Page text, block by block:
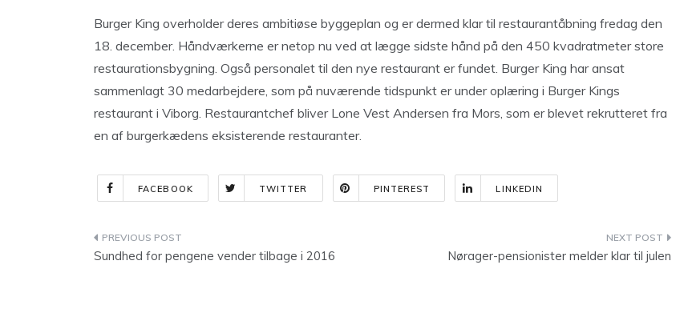
Burger King overholder deres ambitiøse byggeplan og er dermed klar til restaurantåbning fredag den
18. december. Håndværkerne er netop nu ved at lægge sidste hånd på den 450 kvadratmeter store
restaurationsbygning. Også personalet til den nye restaurant er fundet. Burger King har ansat
sammenlagt 30 medarbejdere, som på nuværende tidspunkt er under oplæring i Burger Kings
restaurant i Viborg. Restaurantchef bliver Lone Vest Andersen fra Mors, som er blevet rekrutteret fra
en af burgerkædens eksisterende restauranter.
FACEBOOK TWITTER PINTEREST LINKEDIN
Indlægsnavigation
Sundhed for pengene vender tilbage i 2016 Nørager-pensionister melder klar til julen